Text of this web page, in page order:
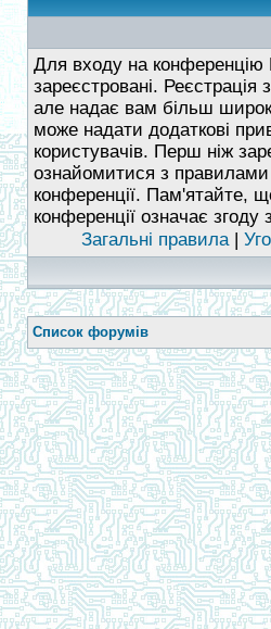
Для входу на конференцію
зареєстровані. Реєстрація
але надає вам більш
може надати додаткові
користувачів. Перш ніж
ознайомитися з правилами
конференції. Пам'ятайте,
конференції означає згоду
Загальні правила|
Список форумів